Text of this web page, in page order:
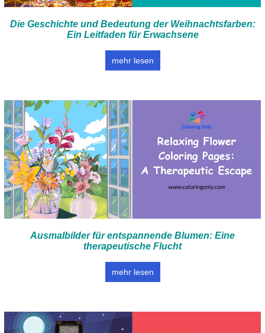
Die Geschichte und Bedeutung der Weihnachtsfarben:
Ein Leitfaden für Erwachsene
mehr lesen
Ausmalbilder für entspannende Blumen: Eine
therapeutische Flucht
mehr lesen